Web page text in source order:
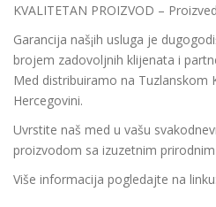
KVALITETAN PROIZVOD –
Garancija naš¡ih usluga je
brojem zadovoljnih klijenata i
Med distribuiramo na Tuzlanskom
Hercegovini.
Uvrstite naš med u vašu
proizvodom sa izuzetnim
Više informacija pogledajte na linku: